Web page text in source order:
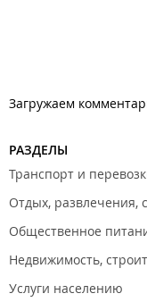
Загружаем
РАЗДЕЛЫ
Транспорт и
Отдых, развлечения,
Общественное
Недвижимость,
Услуги населению